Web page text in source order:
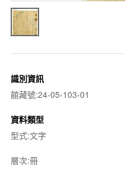
識別資訊
館藏號:24-05-103-01
資料類型
型式:文字
層次:冊